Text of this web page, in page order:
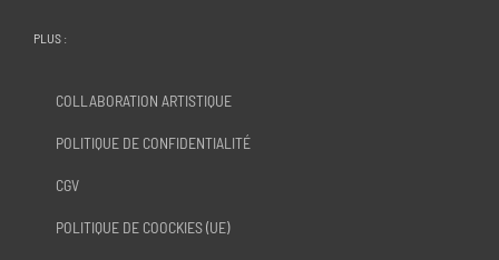
PLUS :
COLLABORATION ARTISTIQUE
POLITIQUE DE CONFIDENTIALITÉ
CGV
POLITIQUE DE COOCKIES (UE)